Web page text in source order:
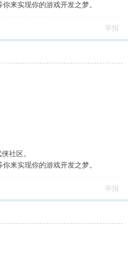
来实现你的游戏开发之梦。
举报
社区。
来实现你的游戏开发之梦。
举报